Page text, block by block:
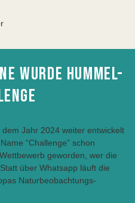
WURDE HUMMEL-
Jahr 2024 weiter entwickelt
“Challenge” schon
geworden, wer die
über Whatsapp läuft die
Naturbeobachtungs-